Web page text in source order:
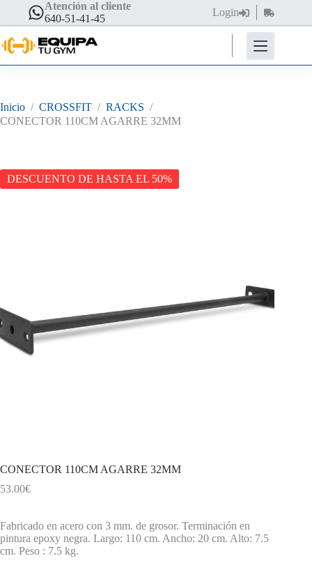
contenido
Atención al cliente
640-51-41-45
Login
Carro
de
compra
Inicio / CROSSFIT / RACKS /
CONECTOR 110CM AGARRE 32MM
DESCUENTO DE HASTA EL 50%
CONECTOR 110CM AGARRE 32MM
53.00€
Fabricado en acero con 3 mm. de grosor. Terminación en
pintura epoxy negra. Largo: 110 cm. Ancho: 20 cm. Alto: 7.5
cm. Peso : 7.5 kg.